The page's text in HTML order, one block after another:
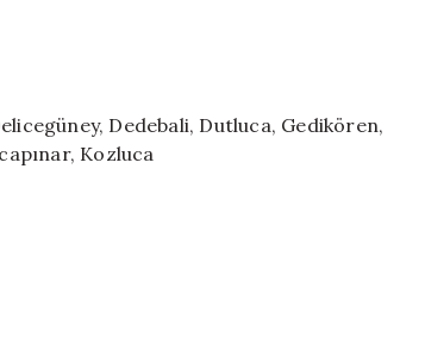
Dedebali, Dutluca, Gedikören,
Kozluca